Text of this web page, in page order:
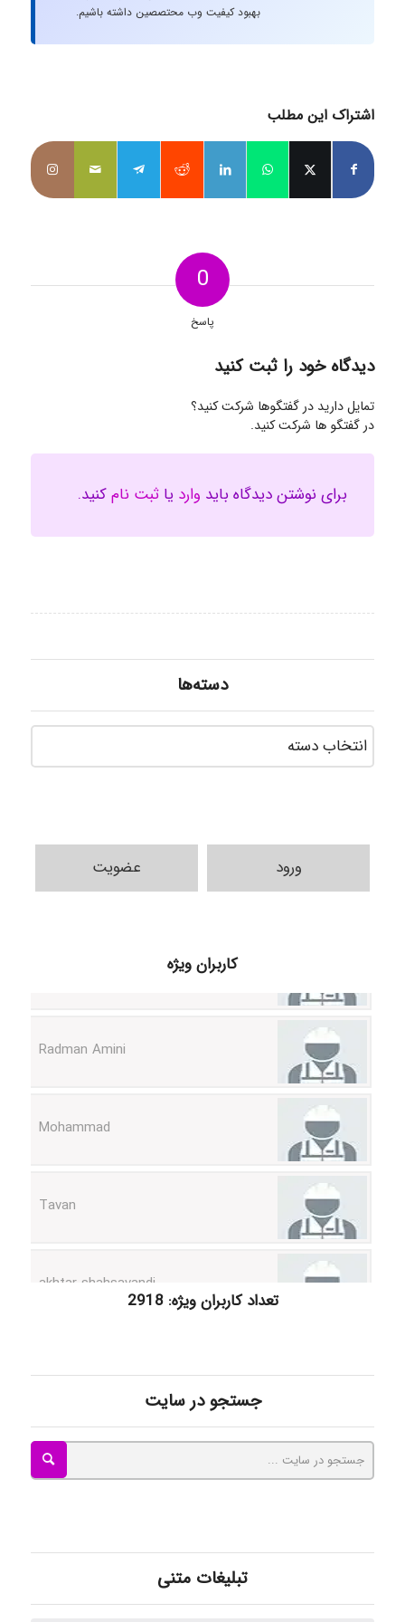
بهبود کیفیت وب محتصصین داشته باشیم.
اشتراک این مطلب
0
پاسخ
دیدگاه خود را ثبت کنید
تمایل دارید در گفتگوها شرکت کنید؟
در گفتگو ها شرکت کنید.
برای نوشتن دیدگاه باید وارد یا ثبت نامکنید.
دسته‌ها
ورود عضویت
کاربران ویژه
Nazaninkarkon
Omid
تعداد کاربران ویژه: 2918
جستجو در سایت
تبلیغات متنی